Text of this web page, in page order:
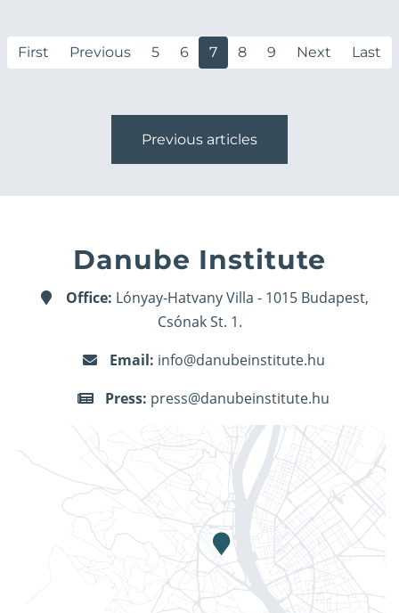
First Previous 5 6 7 8 9 Next Last
Previous articles
Danube Institute
Office: Lónyay-Hatvany Villa - 1015 Budapest,
Csónak St. 1.
Email: info@danubeinstitute.hu
Press: press@danubeinstitute.hu